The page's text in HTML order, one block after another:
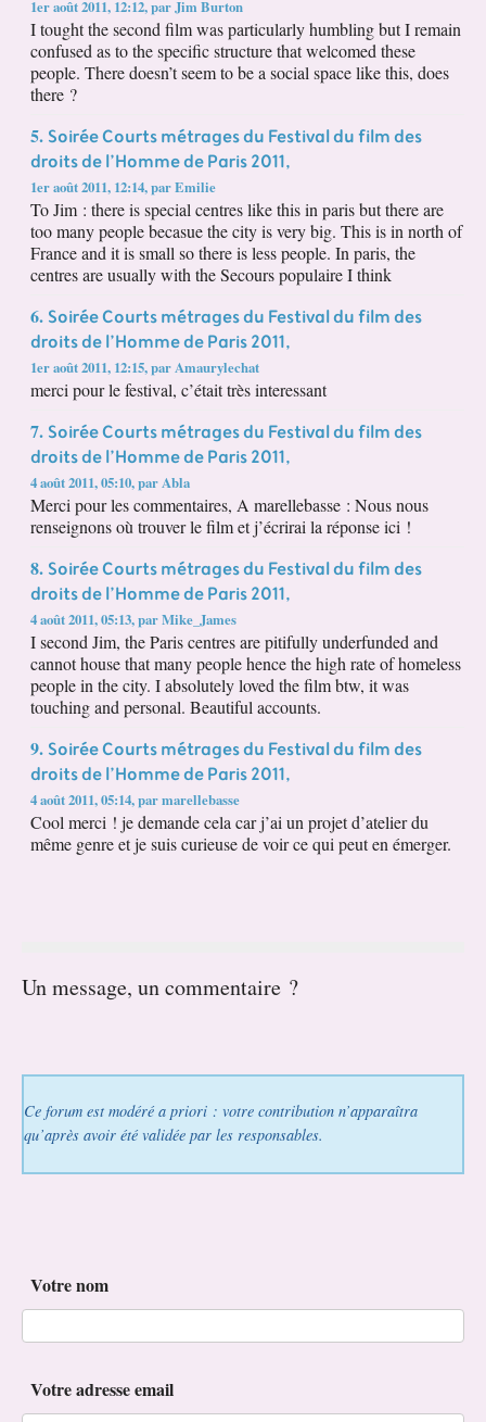
1er août 2011, 12:12,parJim Burton
I tought the second film was particularly humbling but I remain
confused as to the specific structure that welcomed these
people. There doesn’t seem to be a social space like this, does
there ?
5. Soirée Courts métrages du Festival du film des
droits de l’Homme de Paris 2011,
1er août 2011, 12:14,parEmilie
To Jim : there is special centres like this in paris but there are
too many people becasue the city is very big. This is in north of
France and it is small so there is less people. In paris, the
centres are usually with the Secours populaire I think
6. Soirée Courts métrages du Festival du film des
droits de l’Homme de Paris 2011,
1er août 2011, 12:15,parAmaurylechat
merci pour le festival, c’était très interessant
7. Soirée Courts métrages du Festival du film des
droits de l’Homme de Paris 2011,
4 août 2011, 05:10,parAbla
Merci pour les commentaires, A marellebasse : Nous nous
renseignons où trouver le film et j’écrirai la réponse ici !
8. Soirée Courts métrages du Festival du film des
droits de l’Homme de Paris 2011,
4 août 2011, 05:13,parMike_James
I second Jim, the Paris centres are pitifully underfunded and
cannot house that many people hence the high rate of homeless
people in the city. I absolutely loved the film btw, it was
touching and personal. Beautiful accounts.
9. Soirée Courts métrages du Festival du film des
droits de l’Homme de Paris 2011,
4 août 2011, 05:14,parmarellebasse
Cool merci ! je demande cela car j’ai un projet d’atelier du
même genre et je suis curieuse de voir ce qui peut en émerger.
Un message, un commentaire ?
Ce forum est modéré a priori : votre contribution n’apparaîtra
qu’après avoir été validée par les responsables.
Votre nom
Votre adresse email